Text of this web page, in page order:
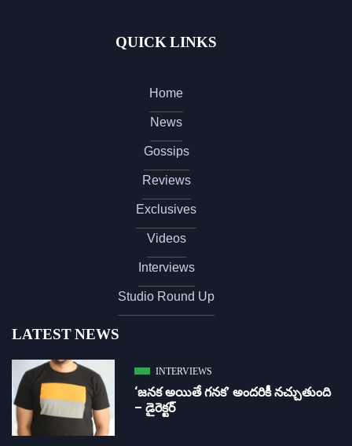
QUICK LINKS
Home
News
Gossips
Reviews
Exclusives
Videos
Interviews
Studio Round Up
LATEST NEWS
INTERVIEWS
‘జ‌న‌క అయితే గ‌న‌క‌’ అందరికీ నచ్చుతుంది
– డైరెక్ట‌ర్